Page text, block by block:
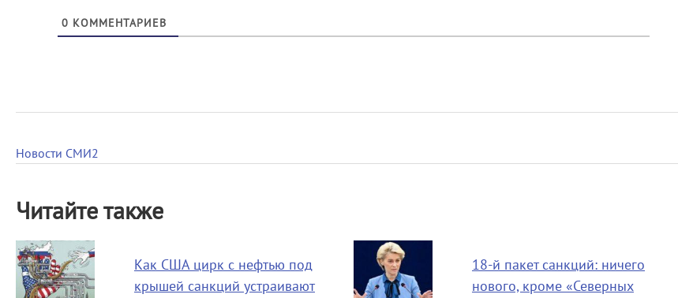
0 КОММЕНТАРИЕВ
Новости СМИ2
Читайте также
Как США цирк с нефтью под
крышей санкций устраивают
18-й пакет санкций: ничего
нового, кроме «Северных